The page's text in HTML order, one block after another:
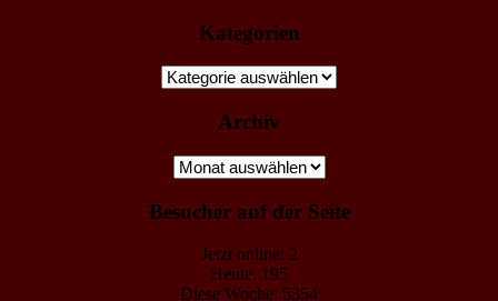
Kategorien
Kategorien
Archiv
Archiv
Besucher auf der Seite
Jetzt online: 2
Heute: 195
Diese Woche: 5354